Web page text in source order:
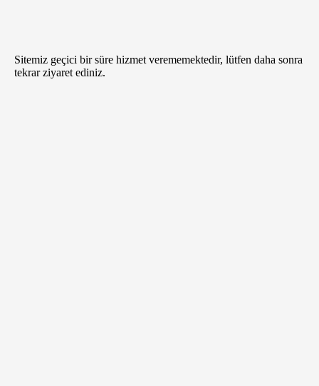
Sitemiz geçici bir süre hizmet verememektedir, lütfen daha sonra
tekrar ziyaret ediniz.